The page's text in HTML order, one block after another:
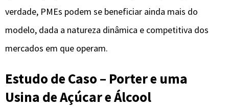
verdade, PMEs podem se beneficiar ainda mais do
modelo, dada a natureza dinâmica e competitiva dos
mercados em que operam.
Estudo de Caso – Porter e uma
Usina de Açúcar e Álcool